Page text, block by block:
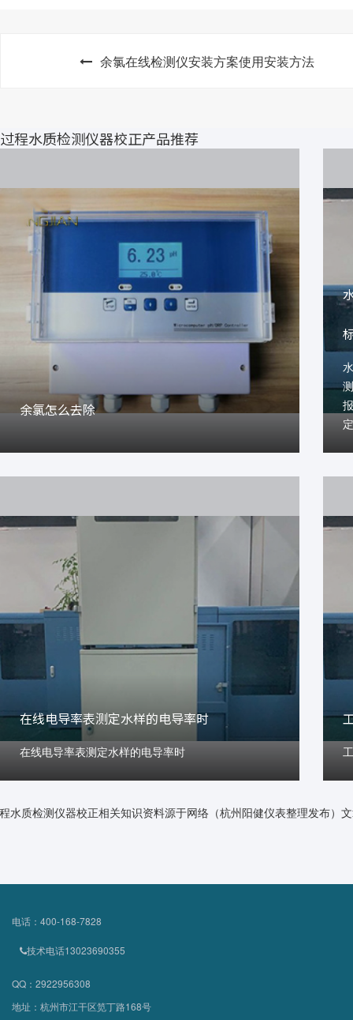
余氯在线检测仪安装方案使用安装方法
过程水质检测仪器校正产品推荐
余氯怎么去除
在线电导率表测定水样的电导率时
在线电导率表测定水样的电导率时
水质检测仪器校正相关知识资料源于网络（杭州阳健仪表整理发布）
电话：400-168-7828
技术电话13023690355
QQ：2922956308
地址：杭州市江干区笕丁路168号